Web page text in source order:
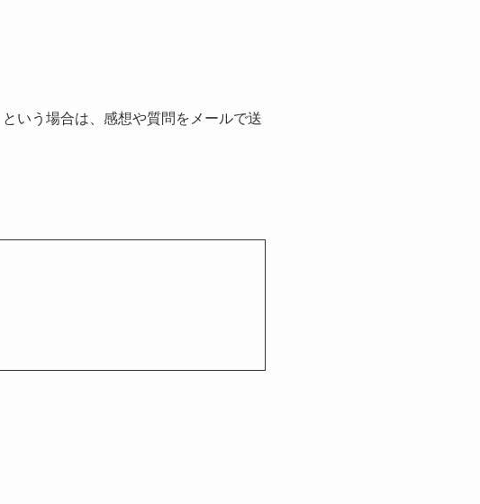
いう場合は、感想や質問をメールで送